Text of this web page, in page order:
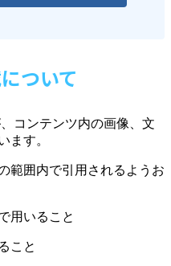
ついて
コンテンツ内の画像、文
ます。
範囲内で引用されるようお
用いること
こと